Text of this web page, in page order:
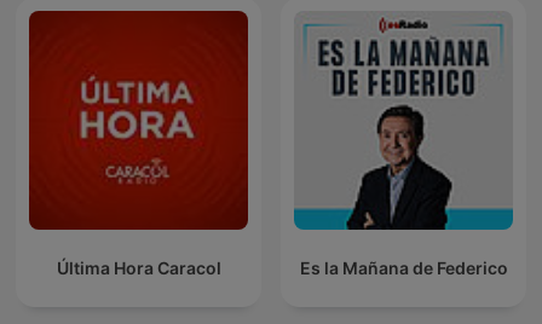
Última Hora Caracol Es la Mañana de Federico